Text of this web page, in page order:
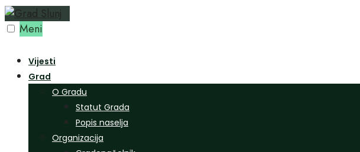
Preskoči
na Meni
Vijesti
Grad
O Gradu
Statut Grada
Popis naselja
Organizacija